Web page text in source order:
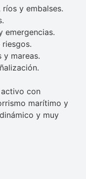
y embalses.
emergencias.
y mareas.
con
marítimo y
y muy